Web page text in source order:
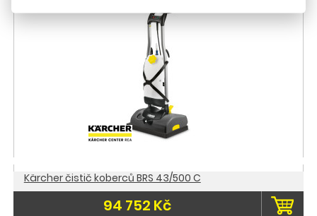
Kärcher čistič koberců BRS 43/500 C
94 752 Kč